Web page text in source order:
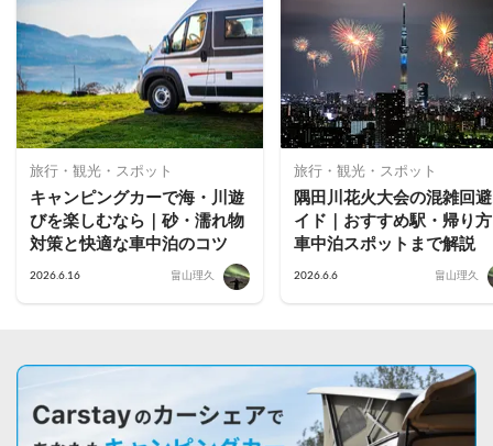
旅行・観光・スポット
キャンピングカーで海・川遊
びを楽しむなら｜砂・濡れ物
対策と快適な車中泊のコツ
2026.6.16 畠山理久
旅行・観光・スポット
隅田川花火大会の混雑回
イド｜おすすめ駅・帰り
車中泊スポットまで解説
2026.6.6 畠山理久